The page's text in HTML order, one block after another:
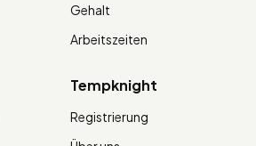
Gehalt
Arbeitszeiten
Tempknight
Registrierung